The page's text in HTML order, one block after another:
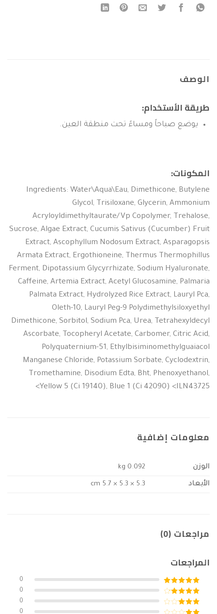
الوصف
طريقة الأستخدام:
يوضع صباحاً ومساءً تحت منطقة العين.
المكونات:
Ingredients: Water\Aqua\Eau, Dimethicone, Butylene
Glycol, Trisiloxane, Glycerin, Ammonium
Acryloyldimethyltaurate/Vp Copolymer, Trehalose,
Sucrose, Algae Extract, Cucumis Sativus (Cucumber) Fruit
Extract, Ascophyllum Nodosum Extract, Asparagopsis
Armata Extract, Ergothioneine, Thermus Thermophillus
Ferment, Dipotassium Glycyrrhizate, Sodium Hyaluronate,
Caffeine, Artemia Extract, Acetyl Glucosamine, Palmaria
Palmata Extract, Hydrolyzed Rice Extract, Lauryl Pca,
Oleth-10, Lauryl Peg-9 Polydimethylsiloxyethyl
Dimethicone, Sorbitol, Sodium Pca, Urea, Tetrahexyldecyl
Ascorbate, Tocopheryl Acetate, Carbomer, Citric Acid,
Polyquaternium-51, Ethylbisiminomethylguaiacol
Manganese Chloride, Potassium Sorbate, Cyclodextrin,
Tromethamine, Disodium Edta, Bht, Phenoxyethanol,
Yellow 5 (Ci 19140), Blue 1 (Ci 42090) <ILN43725>
معلومات إضافية
الوزن 0.092 kg
الأبعاد 5.3 × 5.3 × 5.7 cm
مراجعات (0)
المراجعات
تم التقييم5
من 5
0
تم التقييم
من 5
0
تم
0
0